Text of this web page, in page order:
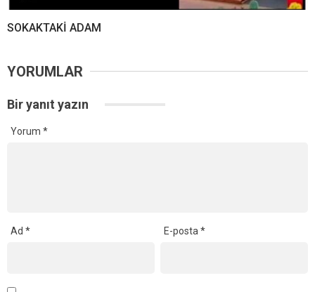
SOKAKTAKİ ADAM
YORUMLAR
Bir yanıt yazın
Yorum *
Ad * E-posta*